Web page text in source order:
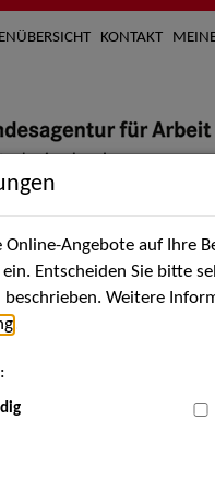
KONTAKT
Künstler*innen
Angebote auf Ihre
Entscheiden Sie bitte
Weitere